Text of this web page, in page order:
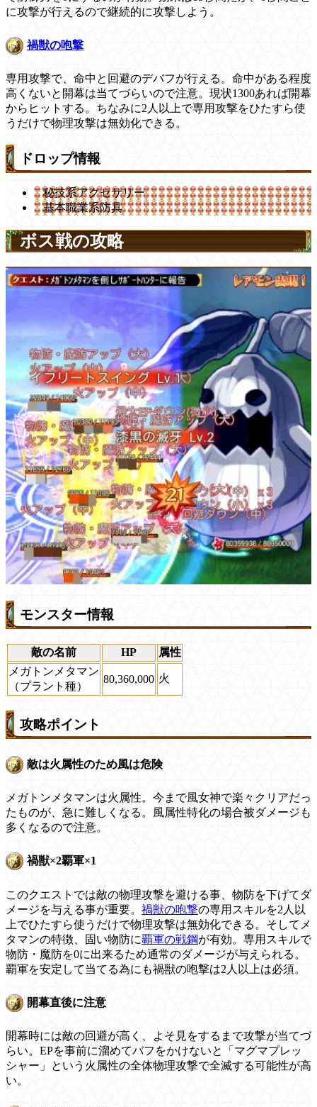
に攻撃が行えるので継続的に攻撃しよう。
禍獣の咆撃
専用攻撃で、命中と回避のデバフが行える。命中がある程度
高くないと開幕は当てづらいので注意。現状1300あれば開幕
からヒットする。ちなみに2人以上で専用攻撃をひたすら使
うだけで物理攻撃は無効化できる。
ドロップ情報
秘技系アクセサリー
基本職業系防具
ボス戦の攻略
モンスター情報
敵の名前 HP
属性
メガトンメタマン
（プラント種）
80,360,000 火
攻略ポイント
敵は火属性のため風は危険
メガトンメタマンは火属性。今まで風女神で楽々クリアだっ
たものが、急に難しくなる。風属性特化の場合被ダメージも
多くなるので注意。
禍獣×2覇軍×1
このクエストでは敵の物理攻撃を避ける事、物防を下げてダ
メージを与える事が重要。 禍獣の咆撃の専用スキルを2人以
上でひたすら使うだけで物理攻撃は無効化できる。そしてメ
タマンの特徴、固い物防に覇軍の戦鋼が有効。専用スキルで
物防・魔防を0に出来るため通常のダメージが与えられる。
覇軍を安定して当てる為にも禍獣の咆撃は2人以上は必須。
開幕直後に注意
開幕時には敵の回避が高く、よそ見をするまで攻撃が当てづ
らい。EPを事前に溜めてバフをかけないと「マグマプレッ
シャー」という火属性の全体物理攻撃で全滅する可能性が高
い。